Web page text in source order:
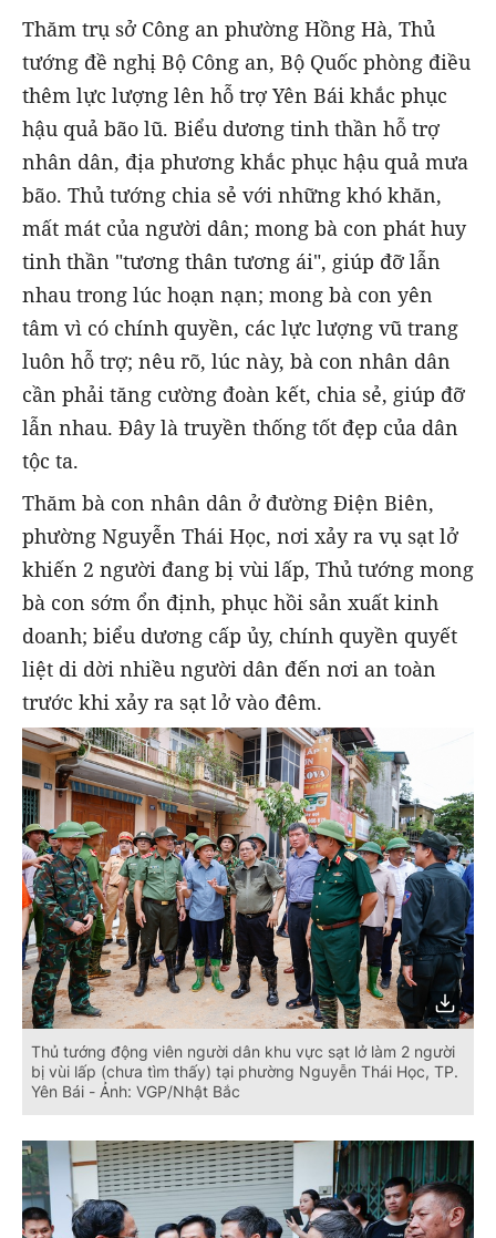
Thăm trụ sở Công an phường Hồng Hà, Thủ
tướng đề nghị Bộ Công an, Bộ Quốc phòng điều
thêm lực lượng lên hỗ trợ Yên Bái khắc phục
hậu quả bão lũ. Biểu dương tinh thần hỗ trợ
nhân dân, địa phương khắc phục hậu quả mưa
bão. Thủ tướng chia sẻ với những khó khăn,
mất mát của người dân; mong bà con phát huy
tinh thần "tương thân tương ái", giúp đỡ lẫn
nhau trong lúc hoạn nạn; mong bà con yên
tâm vì có chính quyền, các lực lượng vũ trang
luôn hỗ trợ; nêu rõ, lúc này, bà con nhân dân
cần phải tăng cường đoàn kết, chia sẻ, giúp đỡ
lẫn nhau. Đây là truyền thống tốt đẹp của dân
tộc ta.
Thăm bà con nhân dân ở đường Điện Biên,
phường Nguyễn Thái Học, nơi xảy ra vụ sạt lở
khiến 2 người đang bị vùi lấp, Thủ tướng mong
bà con sớm ổn định, phục hồi sản xuất kinh
doanh; biểu dương cấp ủy, chính quyền quyết
liệt di dời nhiều người dân đến nơi an toàn
trước khi xảy ra sạt lở vào đêm.
Thủ tướng động viên người dân khu vực sạt lở làm 2 người
bị vùi lấp (chưa tìm thấy) tại phường Nguyễn Thái Học, TP.
Yên Bái - Ảnh: VGP/Nhật Bắc